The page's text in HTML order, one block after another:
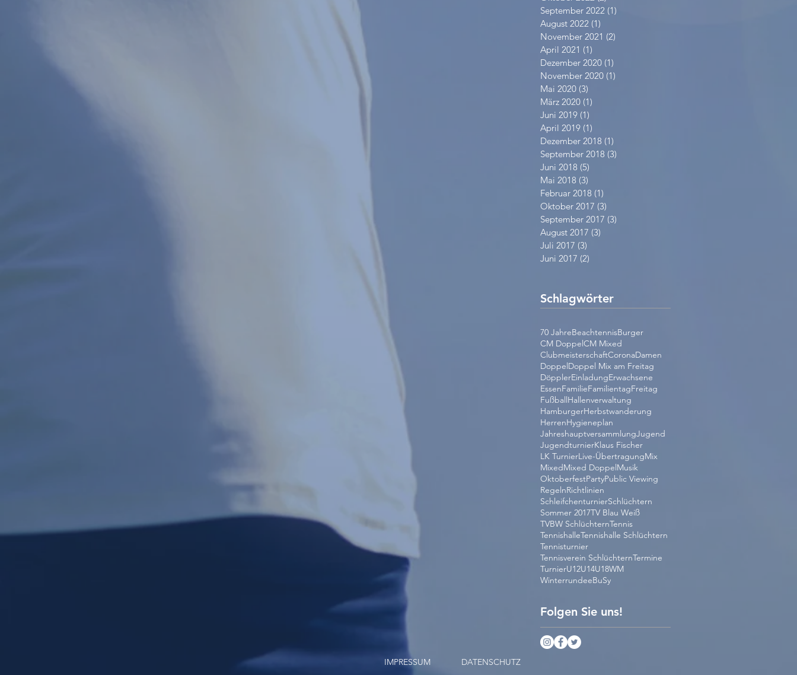
September 2022 (1)
August 2022 (1)
November 2021 (2)
April 2021 (1)
Dezember 2020 (1)
November 2020 (1)
Mai 2020 (3)
März 2020 (1)
Juni 2019 (1)
April 2019 (1)
Dezember 2018 (1)
September 2018 (3)
Juni 2018 (5)
Mai 2018 (3)
Februar 2018 (1)
Oktober 2017 (3)
September 2017 (3)
August 2017 (3)
Juli 2017 (3)
Juni 2017 (2)
Schlagwörter
70 JahreBeachtennisBurger
CM DoppelCM Mixed
ClubmeisterschaftCoronaDamen
DoppelDoppel Mix am Freitag
DöpplerEinladungErwachsene
EssenFamilieFamilientagFreitag
FußballHallenverwaltung
HamburgerHerbstwanderung
HerrenHygieneplan
JahreshauptversammlungJugend
JugendturnierKlaus Fischer
LK TurnierLive-ÜbertragungMix
MixedMixed DoppelMusik
OktoberfestPartyPublic Viewing
RegelnRichtlinien
SchleifchenturnierSchlüchtern
Sommer 2017TV Blau Weiß
TVBW SchlüchternTennis
TennishalleTennishalle Schlüchtern
Tennisturnier
Tennisverein SchlüchternTermine
TurnierU12U14U18WM
WinterrundeeBuSy
Folgen Sie uns!
IMPRESSUM DATENSCHUTZ